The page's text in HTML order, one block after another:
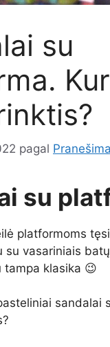
su
pagal
su
platformoms
su vasariniais
tampa klasika 😉
sandalai